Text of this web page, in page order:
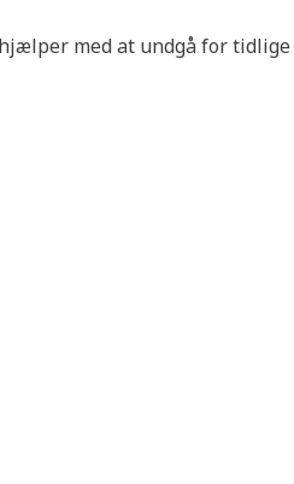
med at undgå for